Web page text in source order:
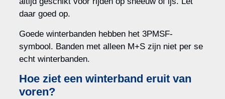
daar goed op.
Goede winterbanden hebben het 3PMSF-
symbool. Banden met alleen M+S zijn niet per se
echt winterbanden.
Hoe ziet een winterband eruit van
voren?